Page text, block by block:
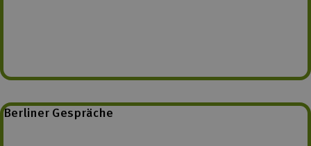
Berliner Gespräche